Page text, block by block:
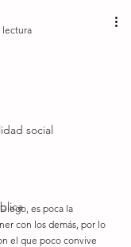
social
lectura
es poca la
con los demás, por lo
el que poco convive